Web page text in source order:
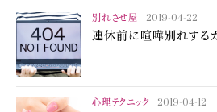
別れさせ屋 2019-04-22
連休前に喧嘩別れする
心理テクニック 2019-04-12